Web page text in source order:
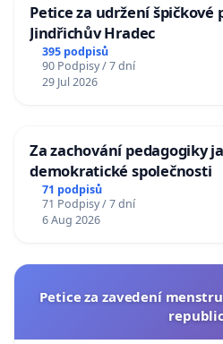
Petice za udržení špičkové
Jindřichův Hradec
395 podpisů
90 Podpisy / 7 dní
29 Jul 2026
Za zachování pedagogiky
demokratické společnosti
71 podpisů
71 Podpisy / 7 dní
6 Aug 2026
Petice za zavedení